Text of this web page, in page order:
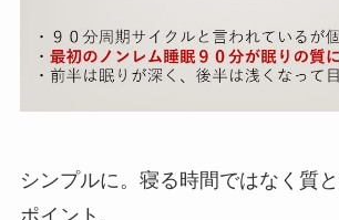
シンプルに。寝る時間ではなく質